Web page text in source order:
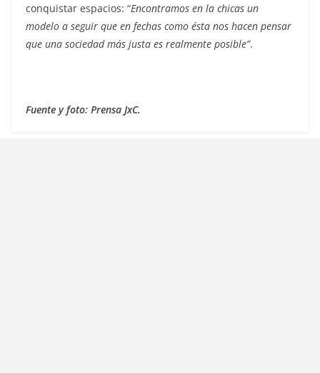
conquistar espacios: “Encontramos en la chicas un
modelo a seguir que en fechas como ésta nos hacen pensar
que una sociedad más justa es realmente posible”.
Fuente y foto: Prensa JxC.